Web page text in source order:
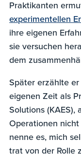
Praktikanten
experimentellen
ihre eigenen
sie versuchen
dem
Später erzählte
eigenen Zeit als
Solutions (KAES),
Operationen
nenne es, mich
trat von der Rolle